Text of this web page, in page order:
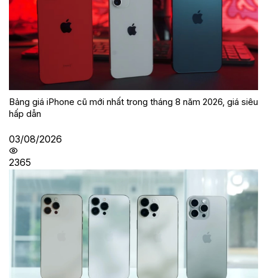
Bảng giá iPhone cũ mới nhất trong tháng 8 năm 2026, giá siêu
hấp dẫn
03/08/2026
2365